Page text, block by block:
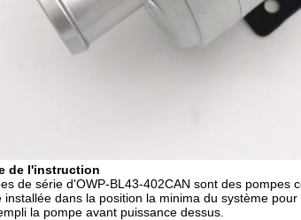
de l'instruction
de série d'OWP-BL43-402CAN sont des pompes
installée dans la position la minima du système
la pompe avant puissance dessus.